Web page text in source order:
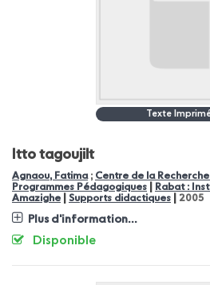
Texte
Itto tagoujilt
Agnaou, Fatima; Centre de la
Programmes Pédagogiques
Rabat :
Amazighe
Supports didactiques 2005
Plus d'information...
Disponible